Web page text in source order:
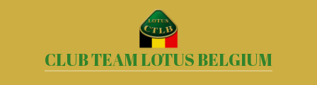
CLUB TEAM LOTUS BELGIUM